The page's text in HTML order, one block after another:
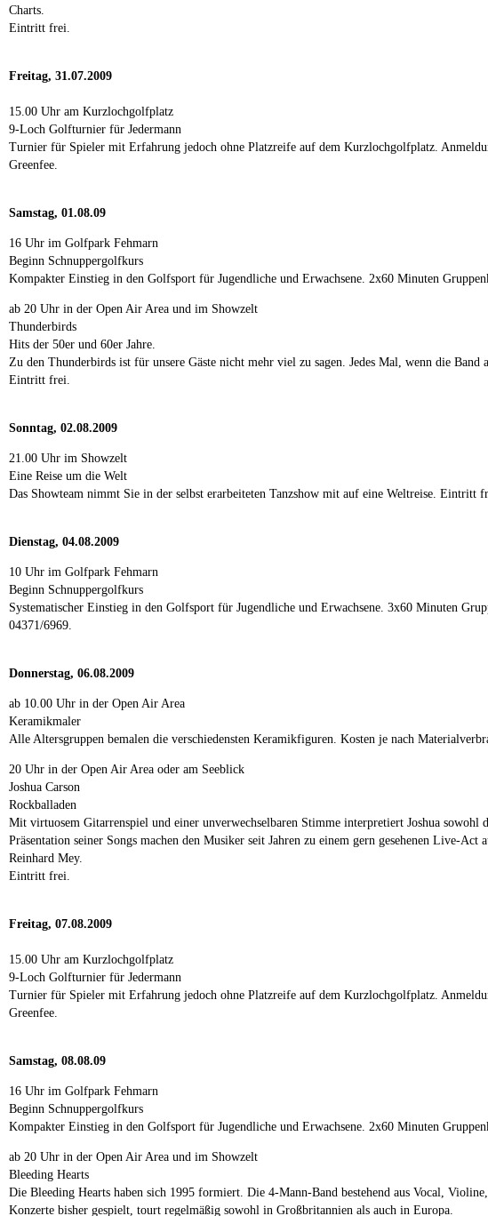
Charts.
Eintritt frei.
Freitag, 31.07.2009
15.00 Uhr am Kurzlochgolfplatz
9-Loch Golfturnier für Jedermann
Turnier für Spieler mit Erfahrung jedoch ohne Platzreife auf dem Kurzlochgolfplatz.
Greenfee.
Samstag, 01.08.09
16 Uhr im Golfpark Fehmarn
Beginn Schnuppergolfkurs
Kompakter Einstieg in den Golfsport für Jugendliche und Erwachsene. 2x60 Minuten
ab 20 Uhr in der Open Air Area und im Showzelt
Thunderbirds
Hits der 50er und 60er Jahre.
Zu den Thunderbirds ist für unsere Gäste nicht mehr viel zu sagen. Jedes Mal, wenn die
Eintritt frei.
Sonntag, 02.08.2009
21.00 Uhr im Showzelt
Eine Reise um die Welt
Das Showteam nimmt Sie in der selbst erarbeiteten Tanzshow mit auf eine Weltreise. Eintritt
Dienstag, 04.08.2009
10 Uhr im Golfpark Fehmarn
Beginn Schnuppergolfkurs
Systematischer Einstieg in den Golfsport für Jugendliche und Erwachsene. 3x60 Minuten
04371/6969.
Donnerstag, 06.08.2009
ab 10.00 Uhr in der Open Air Area
Keramikmaler
Alle Altersgruppen bemalen die verschiedensten Keramikfiguren. Kosten je nach
20 Uhr in der Open Air Area oder am Seeblick
Joshua Carson
Rockballaden
Mit virtuosem Gitarrenspiel und einer unverwechselbaren Stimme interpretiert Joshua
Präsentation seiner Songs machen den Musiker seit Jahren zu einem gern gesehenen Live-
Reinhard Mey.
Eintritt frei.
Freitag, 07.08.2009
15.00 Uhr am Kurzlochgolfplatz
9-Loch Golfturnier für Jedermann
Turnier für Spieler mit Erfahrung jedoch ohne Platzreife auf dem Kurzlochgolfplatz.
Greenfee.
Samstag, 08.08.09
16 Uhr im Golfpark Fehmarn
Beginn Schnuppergolfkurs
Kompakter Einstieg in den Golfsport für Jugendliche und Erwachsene. 2x60 Minuten
ab 20 Uhr in der Open Air Area und im Showzelt
Bleeding Hearts
Die Bleeding Hearts haben sich 1995 formiert. Die 4-Mann-Band bestehend aus Vocal,
Konzerte bisher gespielt, tourt regelmäßig sowohl in Großbritannien als auch in Europa.